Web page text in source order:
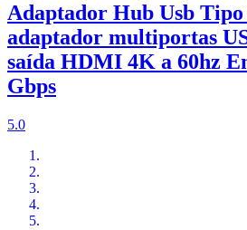
Adaptador Hub Usb Tipo
adaptador multiportas
saída HDMI 4K a 60hz
Gbps
5.0